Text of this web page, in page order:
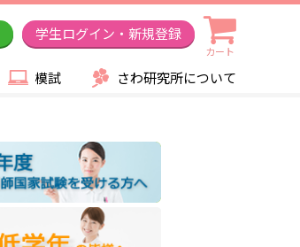
学生ログイン・新規登録
カート
模試 さわ研究所について